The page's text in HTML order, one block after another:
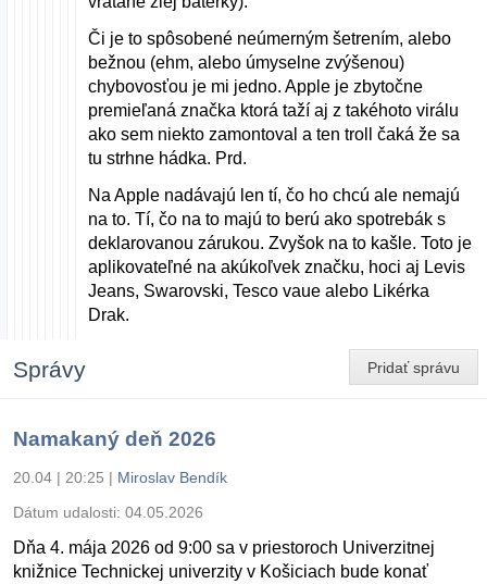
Či je to spôsobené neúmerným šetrením, alebo
bežnou (ehm, alebo úmyselne zvýšenou)
chybovosťou je mi jedno. Apple je zbytočne
premieľaná značka ktorá taží aj z takéhoto virálu
ako sem niekto zamontoval a ten troll čaká že sa
tu strhne hádka. Prd.
Na Apple nadávajú len tí, čo ho chcú ale nemajú
na to. Tí, čo na to majú to berú ako spotrebák s
deklarovanou zárukou. Zvyšok na to kašle. Toto je
aplikovateľné na akúkoľvek značku, hoci aj Levis
Jeans, Swarovski, Tesco vaue alebo Likérka
Drak.
Pridať správu
Správy
Namakaný deň 2026
20.04 | 20:25 | Miroslav Bendík
Dátum udalosti: 04.05.2026
Dňa 4. mája 2026 od 9:00 sa v priestoroch Univerzitnej
knižnice Technickej univerzity v Košiciach bude konať